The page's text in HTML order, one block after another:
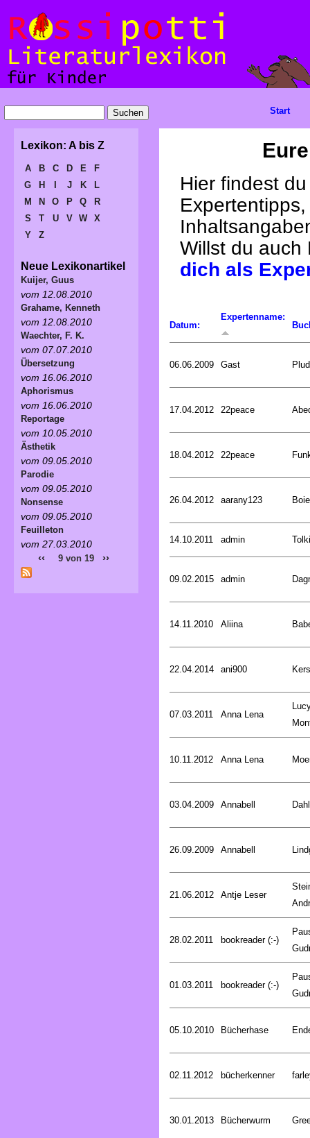
Hier findest
Willst du
dich als
Datum:
Expertenname:
06.06.2009 Gast
17.04.2012 22peace
18.04.2012 22peace
26.04.2012 aarany123
14.10.2011 admin
09.02.2015 admin
14.11.2010 Aliina
22.04.2014 ani900
07.03.2011 Anna Lena
10.11.2012 Anna Lena
03.04.2009 Annabell
26.09.2009 Annabell
21.06.2012 Antje Leser
28.02.2011 bookreader (:-)
01.03.2011 bookreader (:-)
05.10.2010 Bücherhase
02.11.2012 bücherkenner
30.01.2013 Bücherwurm
Start
Lexikon: A bis Z
A B C D E
F
G
H J K
L
M
N O P Q
R
S
T U V W
X
Y
Z
Neue Lexikonartikel
Kuijer, Guus
vom 12.08.2010
Grahame, Kenneth
vom 12.08.2010
Waechter, F. K.
vom 07.07.2010
Übersetzung
vom 16.06.2010
Aphorismus
vom 16.06.2010
Reportage
vom 10.05.2010
Ästhetik
vom 09.05.2010
Parodie
vom 09.05.2010
Nonsense
vom 09.05.2010
Feuilleton
vom 27.03.2010
‹‹ 9 von 19 ››